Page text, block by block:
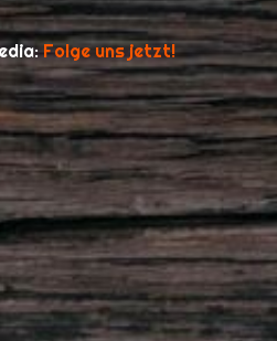
Folge uns jetzt!